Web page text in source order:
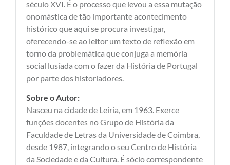
século XVI. É o processo que levou a essa mutação
onomástica de tão importante acontecimento
histórico que aqui se procura investigar,
oferecendo-se ao leitor um texto de reflexão em
torno da problemática que conjuga a memória
social lusíada com o fazer da História de Portugal
por parte dos historiadores.
Sobre o Autor:
Nasceu na cidade de Leiria, em 1963. Exerce
funções docentes no Grupo de História da
Faculdade de Letras da Universidade de Coimbra,
desde 1987, integrando o seu Centro de História
da Sociedade e da Cultura. É sócio correspondente